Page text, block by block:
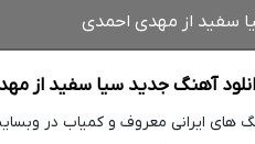
سفید از مهدی احمدی
آهنگ جدید سیا سفید از
های ایرانی معروف و کمیاب در